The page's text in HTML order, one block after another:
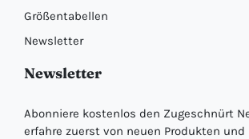
Größentabellen
Newsletter
Newsletter
Abonniere kostenlos den Zugeschnürt
erfahre zuerst von neuen Produkten und